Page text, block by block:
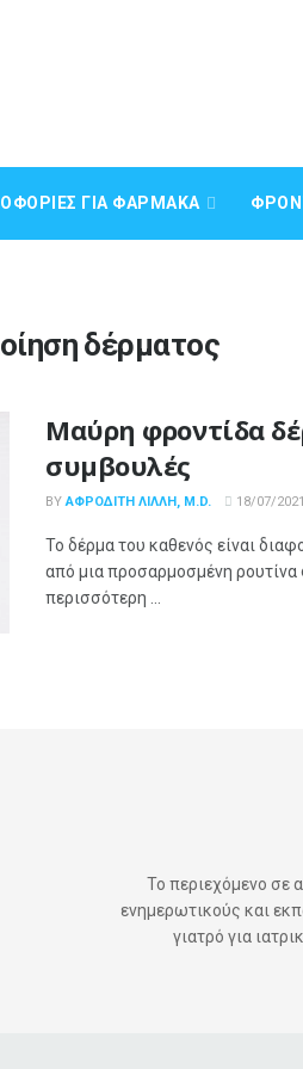
ΓΙΑ ΦΆΡΜΑΚΑ
δέρματος
Μαύρη φροντίδα
συμβουλές
BY ΑΦΡΟΔΊΤΗ ΛΙΛΛΉ, M.D. 18/07/2021
Το δέρμα του καθενός είναι
από μια προσαρμοσμένη ρουτίνα
περισσότερη ...
Το περιεχόμενο σε
ενημερωτικούς και
γιατρό για